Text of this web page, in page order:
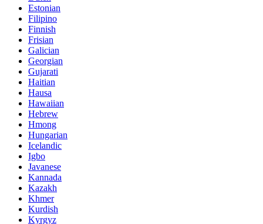
Estonian
Filipino
Finnish
Frisian
Galician
Georgian
Gujarati
Haitian
Hausa
Hawaiian
Hebrew
Hmong
Hungarian
Icelandic
Igbo
Javanese
Kannada
Kazakh
Khmer
Kurdish
Kyrgyz